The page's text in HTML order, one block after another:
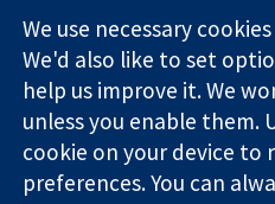
Trusted
evidence.
Informed
decisions.
Better health.
Square
London
W1G 0AN
Inggris
We use necessary
We'd also like to set
help us improve it. We
unless you enable them.
cookie on your device to
preferences. You can